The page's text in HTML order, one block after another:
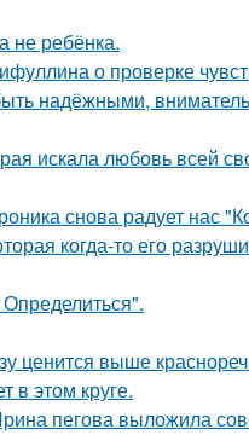
не ребёнка.
о проверке
надёжными,
искала любовь всей
снова радует нас
когда-то его
ценится выше
в этом круге.
пегова выложила